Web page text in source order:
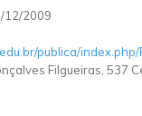
12/2009
publica/index.php/
Filgueiras, 537